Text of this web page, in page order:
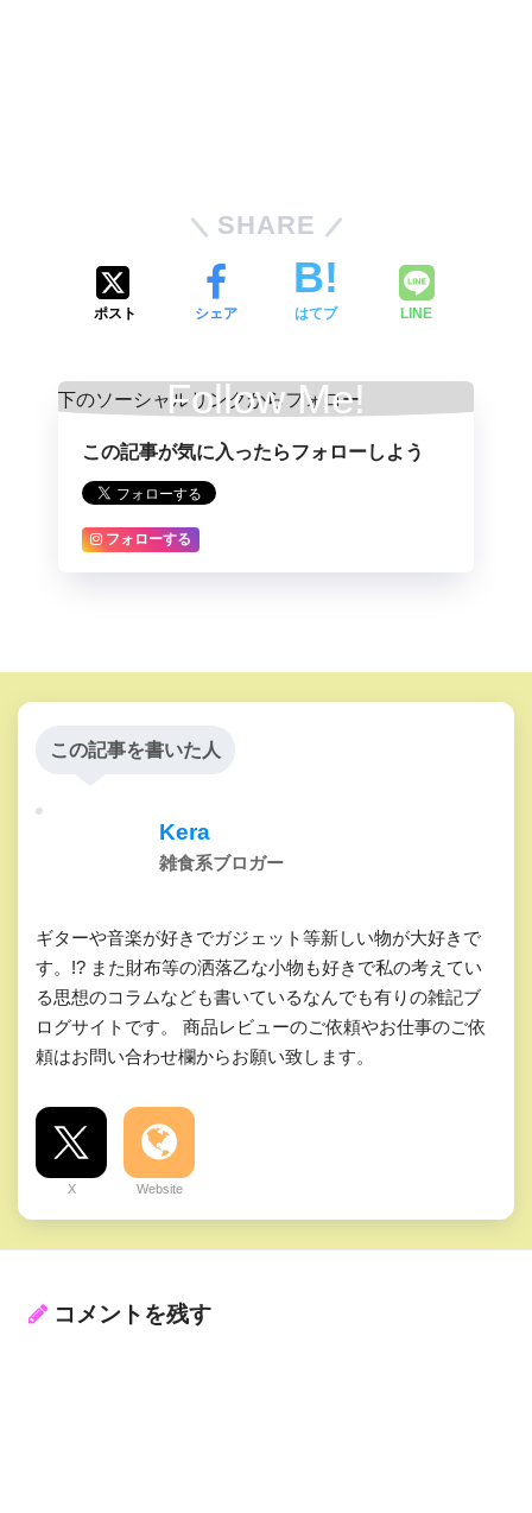
SHARE
ポスト シェア はてブ LINE
Follow Me!
この記事が気に入ったらフォローしよう
フォローする
この記事を書いた人
Kera
雑食系ブロガー
ギターや音楽が好きでガジェット等新しい物が大好きで
す。!? また財布等の洒落乙な小物も好きで私の考えてい
る思想のコラムなども書いているなんでも有りの雑記ブ
ログサイトです。 商品レビューのご依頼やお仕事のご依
頼はお問い合わせ欄からお願い致します。
X Website
コメントを残す